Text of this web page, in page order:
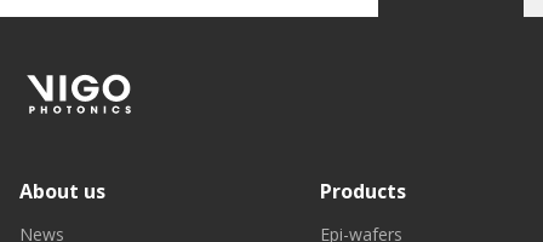
About us
News
Products
Epi-wafers